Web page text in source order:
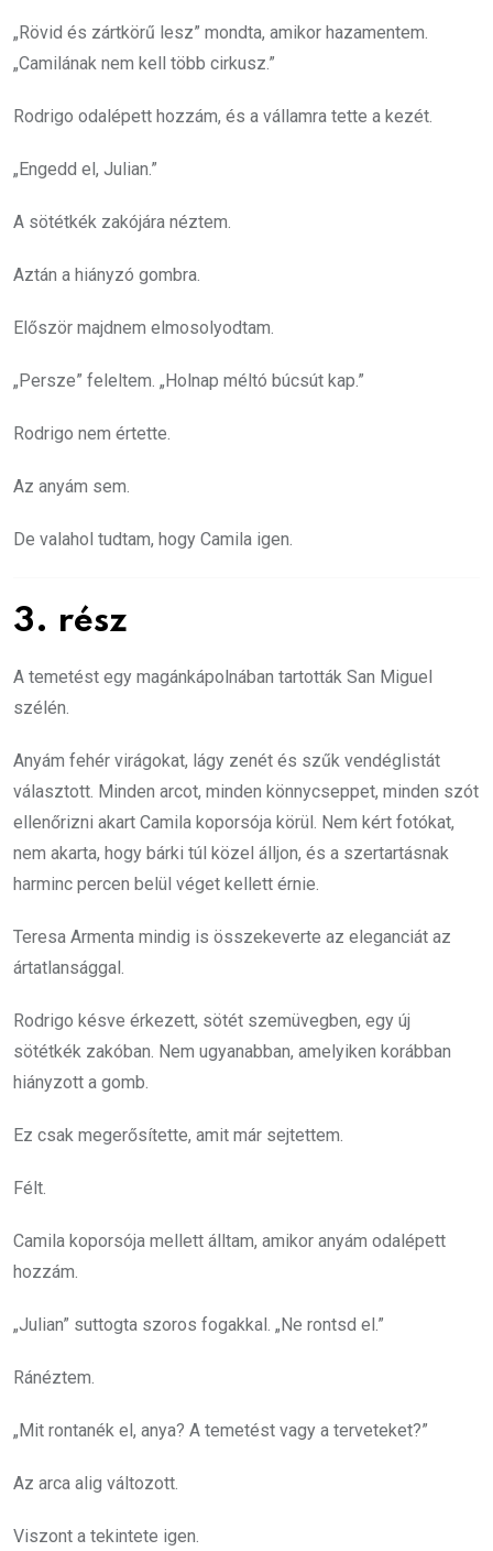
„Rövid és zártkörű lesz” mondta, amikor hazamentem.
„Camilának nem kell több cirkusz.”
Rodrigo odalépett hozzám, és a vállamra tette a kezét.
„Engedd el, Julian.”
A sötétkék zakójára néztem.
Aztán a hiányzó gombra.
Először majdnem elmosolyodtam.
„Persze” feleltem. „Holnap méltó búcsút kap.”
Rodrigo nem értette.
Az anyám sem.
De valahol tudtam, hogy Camila igen.
3. rész
A temetést egy magánkápolnában tartották San Miguel
szélén.
Anyám fehér virágokat, lágy zenét és szűk vendéglistát
választott. Minden arcot, minden könnycseppet, minden szót
ellenőrizni akart Camila koporsója körül. Nem kért fotókat,
nem akarta, hogy bárki túl közel álljon, és a szertartásnak
harminc percen belül véget kellett érnie.
Teresa Armenta mindig is összekeverte az eleganciát az
ártatlansággal.
Rodrigo késve érkezett, sötét szemüvegben, egy új
sötétkék zakóban. Nem ugyanabban, amelyiken korábban
hiányzott a gomb.
Ez csak megerősítette, amit már sejtettem.
Félt.
Camila koporsója mellett álltam, amikor anyám odalépett
hozzám.
„Julian” suttogta szoros fogakkal. „Ne rontsd el.”
Ránéztem.
„Mit rontanék el, anya? A temetést vagy a terveteket?”
Az arca alig változott.
Viszont a tekintete igen.